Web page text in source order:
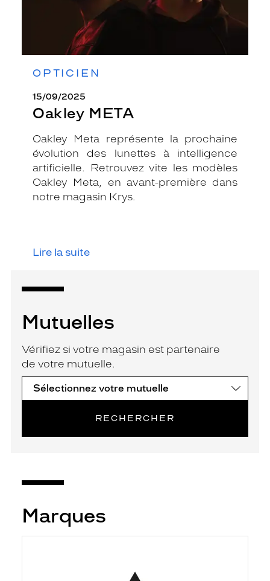
OPTICIEN
15/09/2025
Oakley META
Oakley Meta représente la prochaine
évolution des lunettes à intelligence
artificielle. Retrouvez vite les modèles
Oakley Meta, en avant-première dans
notre magasin Krys.
Lire la suite
Mutuelles
Vérifiez si votre magasin est partenaire
de votre mutuelle.
RECHERCHER
Marques